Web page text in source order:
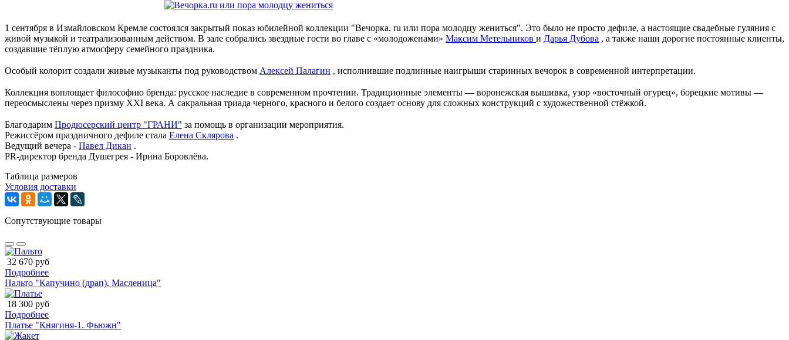
1 сентября в Измайловском Кремле состоялся закрытый показ юбилейной коллекции "Вечорка. ru или пора молодцу жениться". Это было не просто дефиле, а настоящие свадебные гуляния с
живой музыкой и театрализованным действом. В зале собрались звездные гости во главе с «молодоженами» Максим Метельников и Дарья Дубова , а также наши дорогие постоянные клиенты,
создавшие тёплую атмосферу семейного праздника.
Особый колорит создали живые музыканты под руководством Алексей Палагин , исполнившие подлинные наигрыши старинных вечорок в современной интерпретации.
Коллекция воплощает философию бренда: русское наследие в современном прочтении. Традиционные элементы — воронежская вышивка, узор «восточный огурец», борецкие мотивы —
переосмыслены через призму XXI века. А сакральная триада черного, красного и белого создает основу для сложных конструкций с художественной стёжкой.
Благодарим Продюсерский центр "ГРАНИ" за помощь в организации мероприятия.
Режиссёром праздничного дефиле стала Елена Склярова .
Ведущий вечера - Павел Дикан .
PR-директор бренда Душегрея - Ирина Боровлёва.
Таблица размеров
Условия доставки
Сопутствующие товары
32 670 руб
Подробнее
Пальто "Капучино (драп). Масленица"
18 300 руб
Подробнее
Платье "Княгиня-1. Фьюжн"